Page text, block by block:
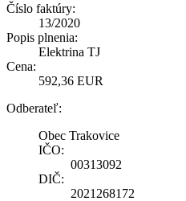
Číslo faktúry:
13/2020
Popis plnenia:
Elektrina TJ
Cena:
592,36 EUR
Odberateľ:
Obec Trakovice
IČO:
00313092
DIČ:
2021268172